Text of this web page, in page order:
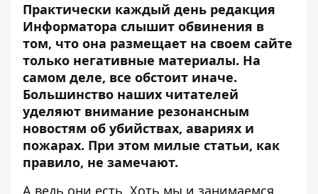
Практически каждый день редакция
Информатора слышит обвинения в
том, что она размещает на своем сайте
только негативные материалы. На
самом деле, все обстоит иначе.
Большинство наших читателей
уделяют внимание резонансным
новостям об убийствах, авариях и
пожарах. При этом милые статьи, как
правило, не замечают.